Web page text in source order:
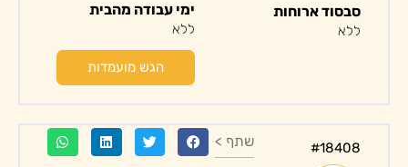
סבסוד ארוחות
ללא
ימי עבודה מהבית
ללא
הגש מועמדות
#18408 שתף >